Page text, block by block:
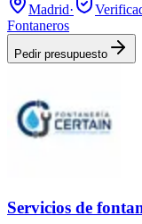
Madrid·
Fontaneros
Pedir presupuesto
Servicios de